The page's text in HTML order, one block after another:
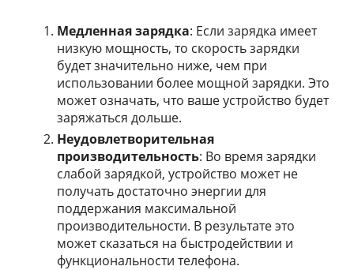
Медленная зарядка: Если зарядка имеет
низкую мощность, то скорость зарядки
будет значительно ниже, чем при
использовании более мощной зарядки. Это
может означать, что ваше устройство будет
заряжаться дольше.
Неудовлетворительная
производительность: Во время зарядки
слабой зарядкой, устройство может не
получать достаточно энергии для
поддержания максимальной
производительности. В результате это
может сказаться на быстродействии и
функциональности телефона.